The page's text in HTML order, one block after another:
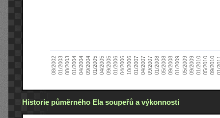
08/200201/200308/200301/200404/200409/200401/200504/200509/200501/200604/200610/200601/200704/200709/200701/200805/200809/200801/200905/200909/200901/201005/201009/2010
Historie půměrného Ela soupeřů a výkonnosti